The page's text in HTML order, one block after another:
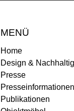
MENÜ
Home
Design &
Presse
Presseinformationen
Publikationen